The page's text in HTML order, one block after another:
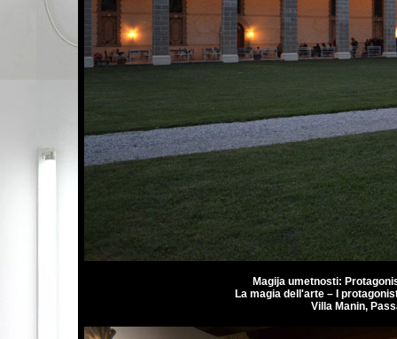
Magija umetnosti:
La magia dell'arte – I
Villa Manin,